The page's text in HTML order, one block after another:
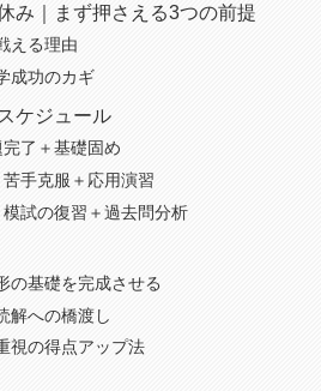
み｜まず押さえる3つの前提
える理由
成功のカギ
ケジュール
了＋基礎固め
手克服＋応用演習
試の復習＋過去問分析
の基礎を完成させる
解への橋渡し
視の得点アップ法